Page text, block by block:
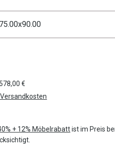
€
+ 12% Möbelrabattist im Preis